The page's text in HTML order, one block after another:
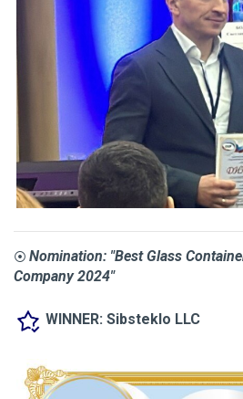
⦿ Nomination: "Best Glass
Company 2024"
WINNER: Sibsteklo LLC